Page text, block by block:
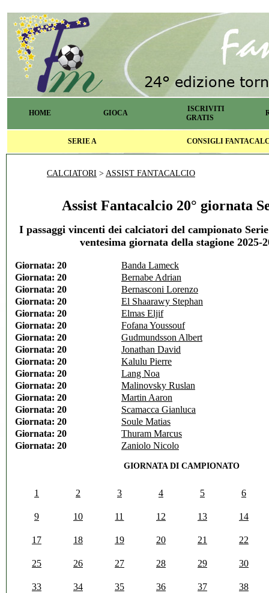
HOME GIOCA
ISCRIVITI
GRATIS
SERIE A CONSIGLI
CALCIATORI > ASSIST FANTACALCIO
Assist Fantacalcio 20° giornata
I passaggi vincenti dei calciatori del campionato
ventesima giornata della stagione 2025-
Giornata: 20
Banda Lameck
Giornata: 20
Bernabe Adrian
Giornata: 20
Bernasconi Lorenzo
Giornata: 20
El Shaarawy Stephan
Giornata: 20
Elmas Eljif
Giornata: 20
Fofana Youssouf
Giornata: 20
Gudmundsson Albert
Giornata: 20
Jonathan David
Giornata: 20
Kalulu Pierre
Giornata: 20
Lang Noa
Giornata: 20
Malinovsky Ruslan
Giornata: 20
Martin Aaron
Giornata: 20
Scamacca Gianluca
Giornata: 20
Soule Matias
Giornata: 20
Thuram Marcus
Giornata: 20
Zaniolo Nicolo
GIORNATA DI CAMPIONATO
1 2 3 4 5 6
9 10 11 12 13 14
17 18 19 20 21 22
25 26 27 28 29 30
33 34 35 36 37 38